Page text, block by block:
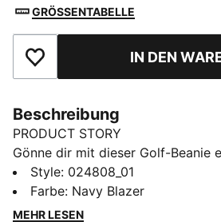
GRÖSSENTABELLE
Zu Favoriten hinzufügen
IN DEN
Beschreibung
PRODUCT STORY
Gönne dir mit dieser Golf-Beanie
verfügt über einen Bommel und
Fleece, das dich bis zum 18. Loch
DETAILS
Style: 024808_01
Farbe: Navy Blazer
MEHR LESEN